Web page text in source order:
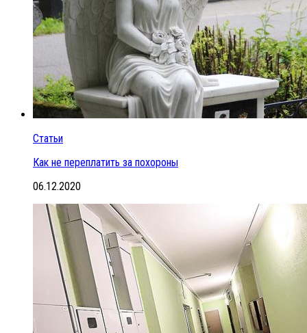
Статьи
Как не переплатить за похороны
06.12.2020